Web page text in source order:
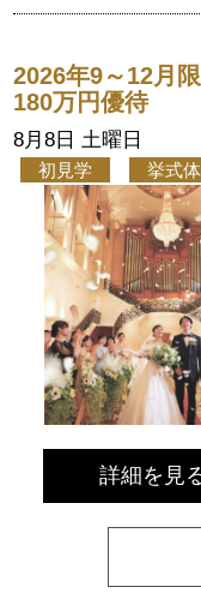
2026年9～12月
180万円優待
8月8日 土曜日
初見学 挙式
詳細を見